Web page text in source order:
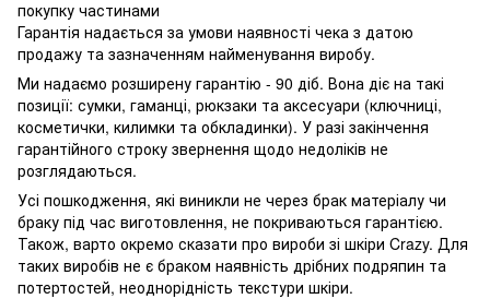
покупку частинами
Гарантія надається за умови наявності чека з датою
продажу та зазначенням найменування виробу.
Ми надаємо розширену гарантію - 90 діб. Вона діє на такі
позиції: сумки, гаманці, рюкзаки та аксесуари (ключниці,
косметички, килимки та обкладинки). У разі закінчення
гарантійного строку звернення щодо недоліків не
розглядаються.
Усі пошкодження, які виникли не через брак матеріалу чи
браку під час виготовлення, не покриваються гарантією.
Також, варто окремо сказати про вироби зі шкіри Crazy. Для
таких виробів не є браком наявність дрібних подряпин та
потертостей, неоднорідність текстури шкіри.